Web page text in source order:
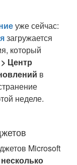
уже сейчас:
загружается
который
Центр
в
неделе.
Microsoft
несколько